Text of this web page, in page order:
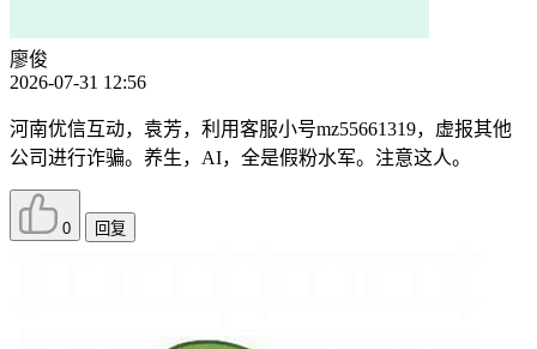
廖俊
2026-07-31 12:56
河南优信互动，袁芳，利用客服小号mz55661319，虚报其他
公司进行诈骗。养生，AI，全是假粉水军。注意这人。
0 回复